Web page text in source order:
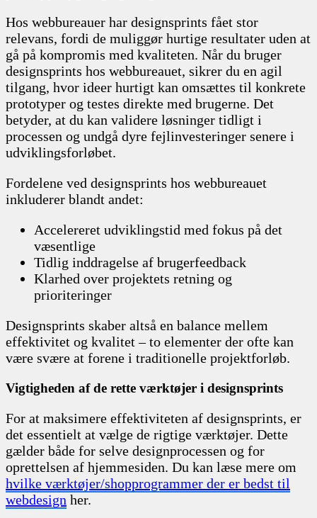
Hos webbureauer har designsprints fået stor
relevans, fordi de muliggør hurtige resultater uden at
gå på kompromis med kvaliteten. Når du bruger
designsprints hos webbureauet, sikrer du en agil
tilgang, hvor ideer hurtigt kan omsættes til konkrete
prototyper og testes direkte med brugerne. Det
betyder, at du kan validere løsninger tidligt i
processen og undgå dyre fejlinvesteringer senere i
udviklingsforløbet.
Fordelene ved designsprints hos webbureauet
inkluderer blandt andet:
Accelereret udviklingstid med fokus på det
væsentlige
Tidlig inddragelse af brugerfeedback
Klarhed over projektets retning og
prioriteringer
Designsprints skaber altså en balance mellem
effektivitet og kvalitet – to elementer der ofte kan
være svære at forene i traditionelle projektforløb.
Vigtigheden af de rette værktøjer i designsprints
For at maksimere effektiviteten af designsprints, er
det essentielt at vælge de rigtige værktøjer. Dette
gælder både for selve designprocessen og for
oprettelsen af hjemmesiden. Du kan læse mere om
hvilke værktøjer/shopprogrammer der er bedst til
webdesign her.